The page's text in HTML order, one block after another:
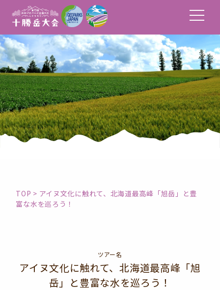
TOP > アイヌ文化に触れて、北海道最高峰「旭岳」と豊
富な水を巡ろう！
ツアー名
アイヌ文化に触れて、北海道最高峰「旭
岳」と豊富な水を巡ろう！